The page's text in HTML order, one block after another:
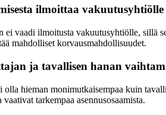
ilmoittaa
ei vaadi ilmoitusta vakuutusyhtiölle,
mahdolliset korvausmahdollisuudet.
ja tavallisen hanan
hieman monimutkaisempaa kuin
tarkempaa asennusosaamista.